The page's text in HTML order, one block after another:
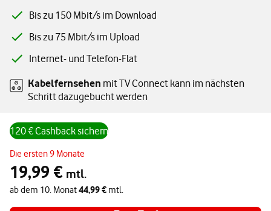
Bis zu 150 Mbit/s im Download
Bis zu 75 Mbit/s im Upload
Internet- und Telefon-Flat
Kabelfernsehen mit TV Connect kann im nächsten
Schritt dazugebucht werden
120 € Cashback sichern
Die ersten 9 Monate
19,99 € mtl.
ab dem 10. Monat44,99 € mtl.